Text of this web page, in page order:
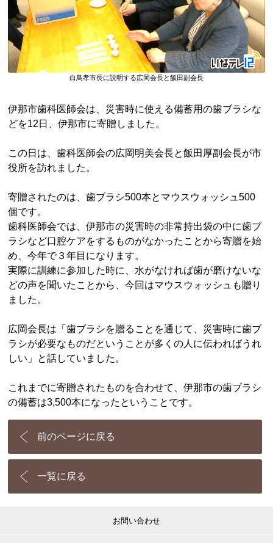
白鳥孝市長に説明する広岡会長と飯田副会長
伊那市歯科医師会は、災害時に使える備蓄用の歯ブラシな
どを12日、伊那市に寄贈しました。
この日は、歯科医師会の広岡明美会長と飯田 厚副会長が市
役所を訪れました。
寄贈されたのは、歯ブラシ500本とマウスウォッシュ500
個です。
歯科医師会では、伊那市の災害時の非常持出袋の中に歯ブ
ラシなど口腔ケアをするものがなかったことから寄贈を始
め、今年で３年目になります。
実際に訓練に参加した時に、水がなければ歯が磨けないな
どの声を聞いたことから、今回はマウスウォッシュも贈り
ました。
広岡会長は「歯ブラシを贈ることを通じて、災害時に歯ブ
ラシが必要なものだということが多くの人に伝わればうれ
しい」と話していました。
これまでに寄贈されたものを合わせて、伊那市の歯ブラシ
の備蓄は3,500本になったということです。
前のページに戻る
一覧に戻る
お問い合わせ